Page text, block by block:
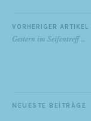
VORHERIGER ARTIKEL
Gestern im Seifentreff …
NEUESTE BEITRÄGE